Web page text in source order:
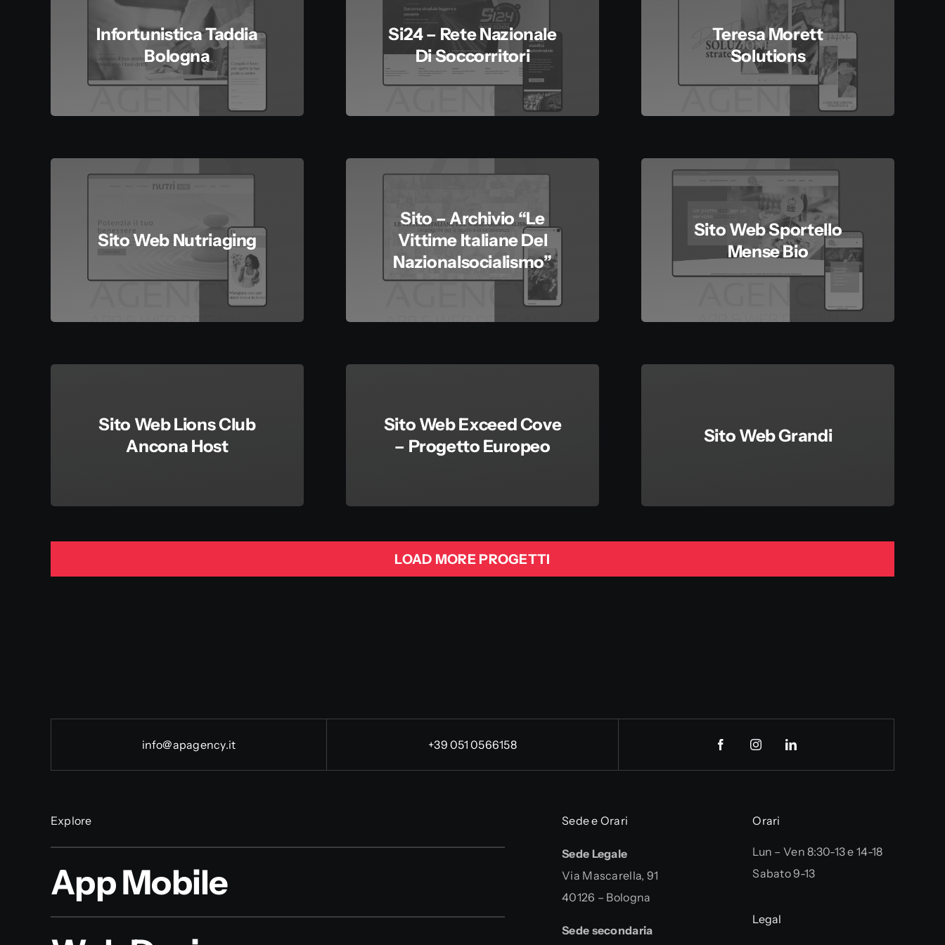
Infortunistica Taddia
Bologna
Si24 – Rete Nazionale
Di Soccorritori
Teresa Morett
Solutions
Sito Web Nutriaging
Sito – Archivio “Le
Vittime Italiane Del
Nazionalsocialismo”
Sito Web Sportello
Mense Bio
Sito Web Lions Club
Ancona Host
Sito Web Exceed Cove
– Progetto Europeo
Sito Web Grandi
LOAD MORE PROGETTI
info@apagency.it +39 051 0566158
Explore
App Mobile
Sede e Orari
Sede Legale
Via Mascarella, 91
40126 – Bologna
Sede secondaria
Orari
Lun – Ven 8:30-13 e 14-18
Sabato 9-13
Legal